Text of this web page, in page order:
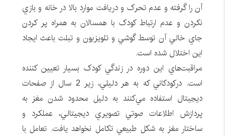
آن را گرفته و عدم تحرک و دريافت موارد بالا در خانه و بازي
نکردن و عدم ارتباط کودک با همسالان به همراه پر کردن
جاي خالي آن توسط گوشي و تلويزيون و تبلت باعث ايجاد
اين اختلال شده است.
مراقبت‌هاي اين دوره در زندگي کودک بسيار تعيين کننده
است. درکودکاني که به هر دليلي، زير 2 سال از صفحات
ديجيتال استفاده مي‌کنند به دليل محدود شدن مغز به
پردازش اطلاعات صوتي تصويري ديجيتالي، عملکرد و
ساختار مغز به شکل طبيعي تکامل نخواهد يافت. تعامل با